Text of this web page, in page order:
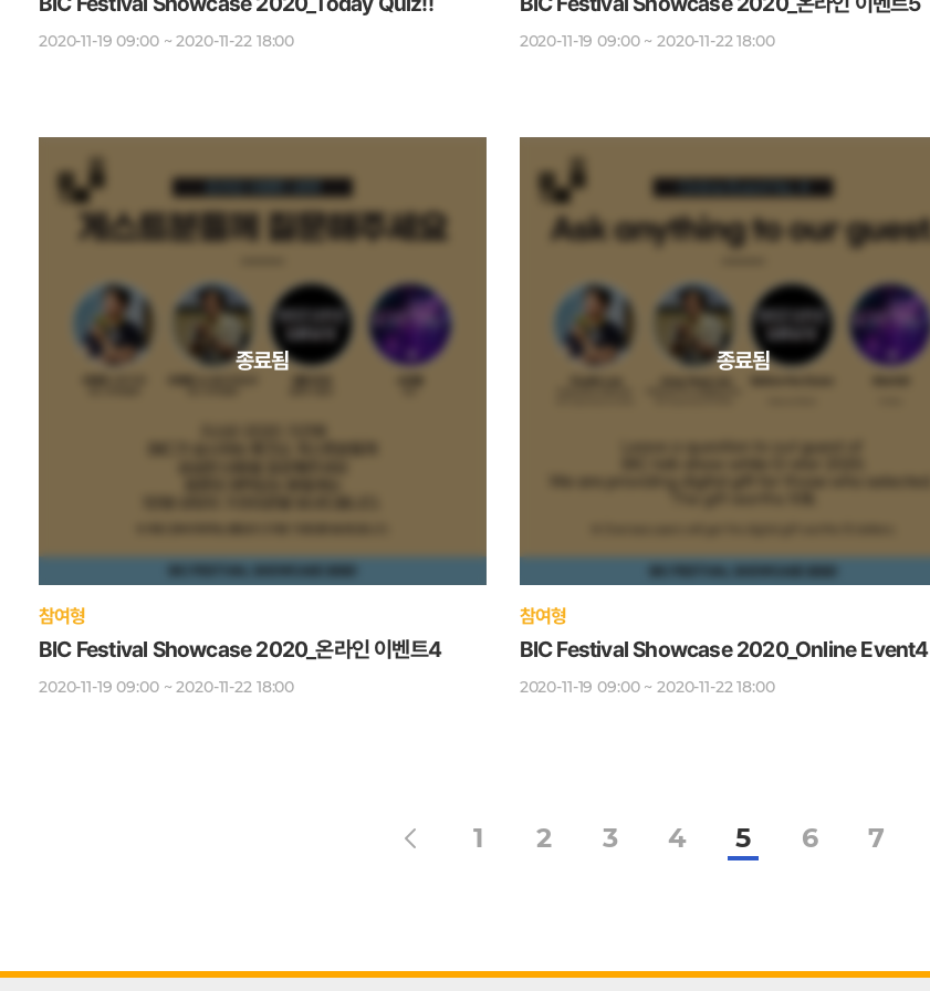
2020-11-19 09:00 ~ 2020-11-22 18:00 2020-11-19 09:00 ~ 2020-11-22 18:00
참여형
BIC Festival Showcase 2020_온라인 이벤트4
2020-11-19 09:00 ~ 2020-11-22 18:00
참여형
BIC Festival Showcase 2020_Online Event4
2020-11-19 09:00 ~ 2020-11-22 18:00
1 2 3 4 5 6 7